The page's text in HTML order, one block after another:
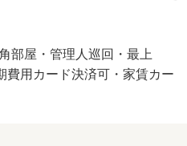
居可／子供可／【物件名：
合わせください。掲載画像
を優先とします。／バスト
／ガスコンロ対応／フロー
部屋・管理人巡回・最上
費用カード決済可・家賃カー